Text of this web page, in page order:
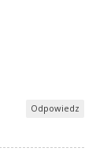
Odpowiedz